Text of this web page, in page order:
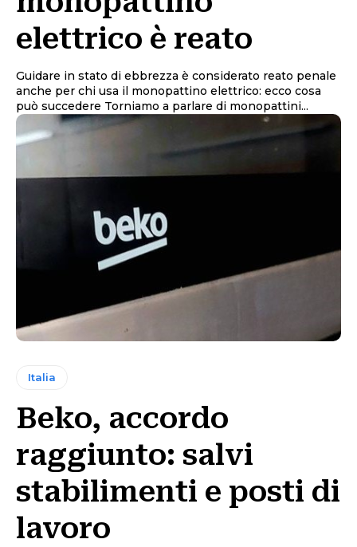
elettrico è reato
Guidare in stato di ebbrezza è considerato reato penale
anche per chi usa il monopattino elettrico: ecco cosa
può succedere Torniamo a parlare di monopattini...
Italia
Beko, accordo
raggiunto: salvi
stabilimenti e posti di
lavoro